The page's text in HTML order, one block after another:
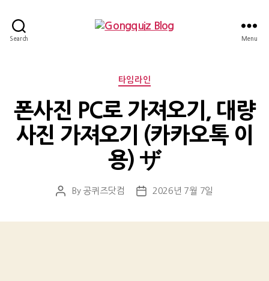
Search Menu
Categories
타임라인
폰사진 PC로 가져오기, 대량
사진 가져오기 (카카오톡 이
용) ザ
PostBy 공퀴즈닷컴
Post2026년 7월 7일